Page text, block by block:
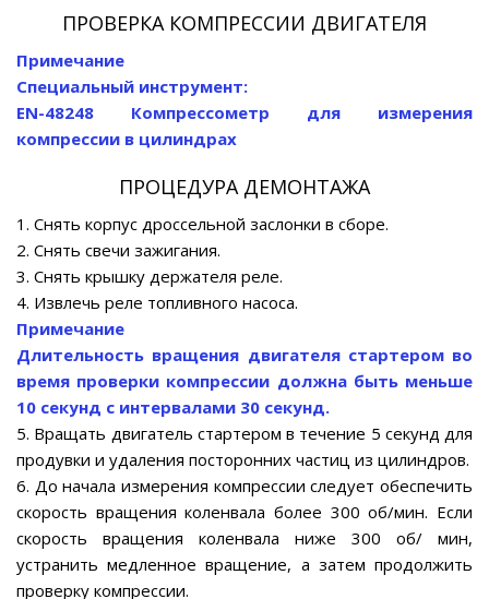
ПРОВЕРКА КОМПРЕССИИ ДВИГАТЕЛЯ
Примечание
Специальный инструмент:
EN-48248 Компрессометр для измерения
компрессии в цилиндрах
ПРОЦЕДУРА ДЕМОНТАЖА
1. Снять корпус дроссельной заслонки в сборе.
2. Снять свечи зажигания.
3. Снять крышку держателя реле.
4. Извлечь реле топливного насоса.
Примечание
Длительность вращения двигателя стартером во
время проверки компрессии должна быть меньше
10 секунд с интервалами 30 секунд.
5. Вращать двигатель стартером в течение 5 секунд для
продувки и удаления посторонних частиц из цилиндров.
6. До начала измерения компрессии следует обеспечить
скорость вращения коленвала более 300 об/мин. Если
скорость вращения коленвала ниже 300 об/ мин,
устранить медленное вращение, а затем продолжить
проверку компрессии.